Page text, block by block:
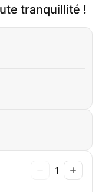
tranquillité !
1